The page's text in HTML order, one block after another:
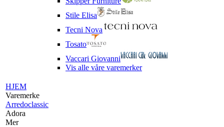
Stile Elisa
Tecni Nova
Tosato
Vaccari Giovanni
Vis alle våre varemerker
HJEM
Varemerke
Arredoclassic
Adora
Mer